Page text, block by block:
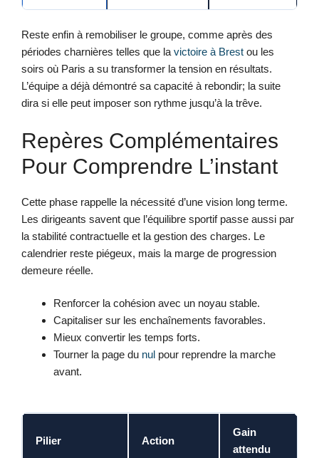
Reste enfin à remobiliser le groupe, comme après des
périodes charnières telles que la victoire à Brest ou les
soirs où Paris a su transformer la tension en résultats.
L’équipe a déjà démontré sa capacité à rebondir; la suite
dira si elle peut imposer son rythme jusqu’à la trêve.
Repères Complémentaires
Pour Comprendre L’instant
Cette phase rappelle la nécessité d’une vision long terme.
Les dirigeants savent que l’équilibre sportif passe aussi par
la stabilité contractuelle et la gestion des charges. Le
calendrier reste piégeux, mais la marge de progression
demeure réelle.
Renforcer la cohésion avec un noyau stable.
Capitaliser sur les enchaînements favorables.
Mieux convertir les temps forts.
Tourner la page du nul pour reprendre la marche
avant.
Pilier Action
Gain
attendu